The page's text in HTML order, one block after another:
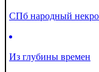
СПб народный
Из глубины времен